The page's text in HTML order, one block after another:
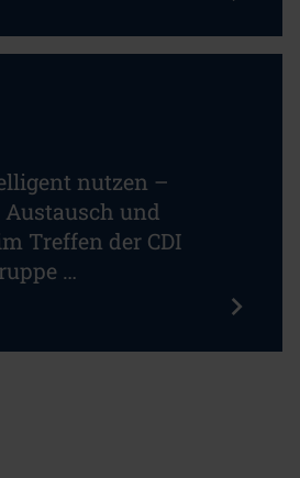
nutzen –
Austausch und
Treffen der CDI
…